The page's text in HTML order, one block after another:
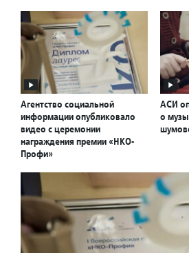
Агентство социальной
информации опубликовало
видео с церемонии
награждения премии «НКО-
Профи»
АСИ
о